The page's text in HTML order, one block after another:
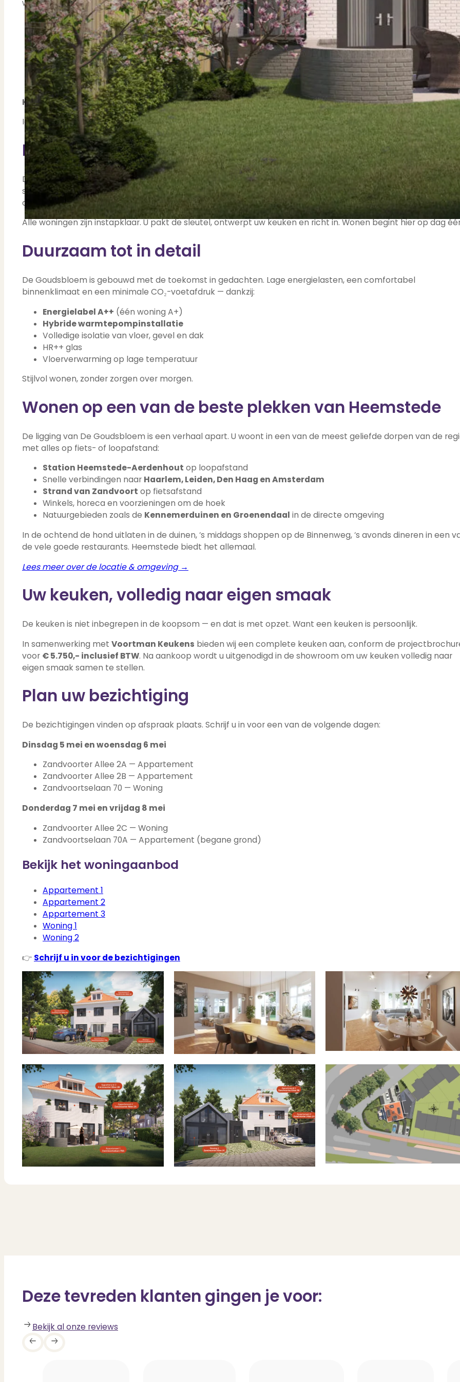
ContactBekijk Vestigingen
woningen waar elk detail klopt:
Woonoppervlaktes vanca. 44,6 m² tot 90,9 m²
Tuin of balkonbij iedere woning
Eigen parkeerplaatsop het terrein
Energielabel A++(en één A+)
Hoogwaardige afwerking, schilderklaar opgeleverd
Volledig afgewerkte badkamers
Koopsommen van € 340.000 tot € 665.000.
Iedere woning is uniek in indeling, ligging en buitenruimte. Bekijk ze rustig en geef uw voorkeur tijdig door.
Klassiek karakter, modern comfort
De charme van De Goudsbloem zit in de combinatie. De buitenkant straalt het karakter van de villa uit: stoer,
statig en thuis op deze plek. Binnen treft u alles wat u van hedendaags wonen mag verwachten. Lichte
doordachte indelingen, hoogwaardige materialen.
Alle woningen zijn instapklaar. U pakt de sleutel, ontwerpt uw keuken en richt in. Wonen begint hier op dag
Duurzaam tot in detail
De Goudsbloem is gebouwd met de toekomst in gedachten. Lage energielasten, een comfortabel
binnenklimaat en een minimale CO₂-voetafdruk — dankzij:
Energielabel A++ (één woning A+)
Hybride warmtepompinstallatie
Volledige isolatie van vloer, gevel en dak
HR++ glas
Vloerverwarming op lage temperatuur
Stijlvol wonen, zonder zorgen over morgen.
Wonen op een van de beste plekken van Heemstede
De ligging van De Goudsbloem is een verhaal apart. U woont in een van de meest geliefde dorpen van de
met alles op fiets- of loopafstand:
Station Heemstede-Aerdenhout op loopafstand
Snelle verbindingen naar Haarlem, Leiden, Den Haag en Amsterdam
Strand van Zandvoort op fietsafstand
Winkels, horeca en voorzieningen om de hoek
Natuurgebieden zoals de Kennemerduinen en Groenendaal in de directe omgeving
In de ochtend de hond uitlaten in de duinen, ‘s middags shoppen op de Binnenweg, ‘s avonds dineren in een
de vele goede restaurants. Heemstede biedt het allemaal.
Lees meer over de locatie & omgeving →
Uw keuken, volledig naar eigen smaak
De keuken is niet inbegrepen in de koopsom — en dat is met opzet. Want een keuken is persoonlijk.
In samenwerking met Voortman Keukens bieden wij een complete keuken aan, conform de
voor € 5.750,- inclusief BTW. Na aankoop wordt u uitgenodigd in de showroom om uw keuken volledig naar
eigen smaak samen te stellen.
Plan uw bezichtiging
De bezichtigingen vinden op afspraak plaats. Schrijf u in voor een van de volgende dagen:
Dinsdag 5 mei en woensdag 6 mei
Zandvoorter Allee 2A — Appartement
Zandvoorter Allee 2B — Appartement
Zandvoortselaan 70 — Woning
Donderdag 7 mei en vrijdag 8 mei
Zandvoorter Allee 2C — Woning
Zandvoortselaan 70A — Appartement (begane grond)
Bekijk het woningaanbod
Appartement 1
Appartement 2
Appartement 3
Woning 1
Woning 2
👉 Schrijf u in voor de bezichtigingen
Deze tevreden klanten gingen je voor:
Bekijk al onze reviews